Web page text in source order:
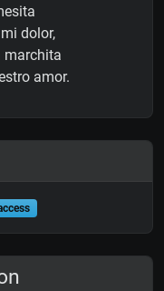
dolor,
marchita
amor.